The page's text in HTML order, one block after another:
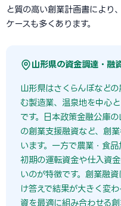
と質の高い創業計画書により
ケースも多くあります。
山形県の資金調達・融
山形県はさくらんぼなど
む製造業、温泉地を中心
です。日本政策金融公庫
の創業支援融資など、創
います。一方で農業・食
初期の運転資金や仕入資
いのが特徴です。創業融
け答えで結果が大きく変
資を最適に組み合わせる